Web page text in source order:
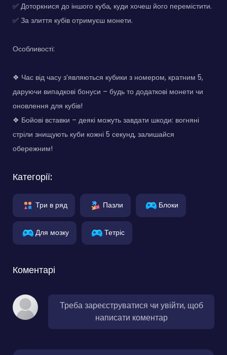
✅ Доторкнися до іншого куба, куди хочеш його перемістити.
✅ За злиття кубів отримуєш монети.
Особливості:
❖ Час від часу з’являються кубики з номером, кратним 5,
даруючи випадкові бонуси – будь то додаткові монети чи
оновлення для кубів!
❖ Бойові вставки – деякі можуть завдати шкоди: вогняні
стріли знищують куби кожні 5 секунд, залишайся
обережним!
Категорії:
Три в ряд Пазли Блоки
Для мозку Тетріс
Коментарі
Треба зареєструватися чи увійти, щоб
написати коментар